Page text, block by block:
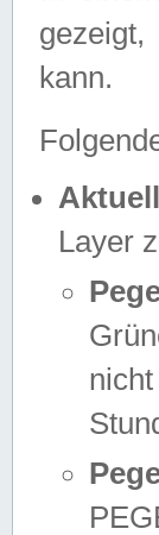
kann.
Layer